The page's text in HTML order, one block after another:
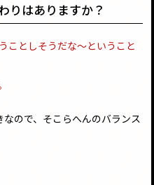
りはありますか？
ことしそうだな～ということ
ので、そこらへんのバランス